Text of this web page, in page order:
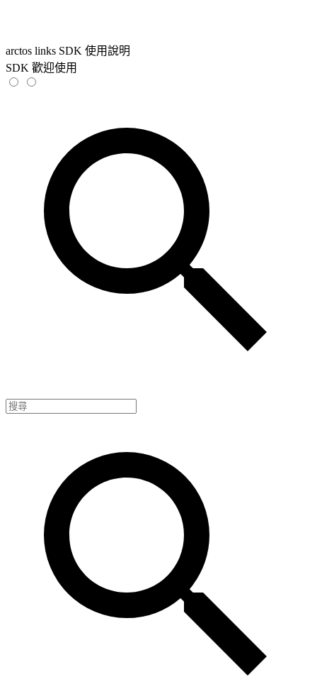
arctos links SDK 使用說明
SDK 歡迎使用